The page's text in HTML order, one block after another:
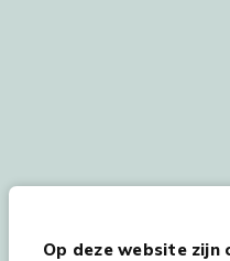
Op deze website zijn